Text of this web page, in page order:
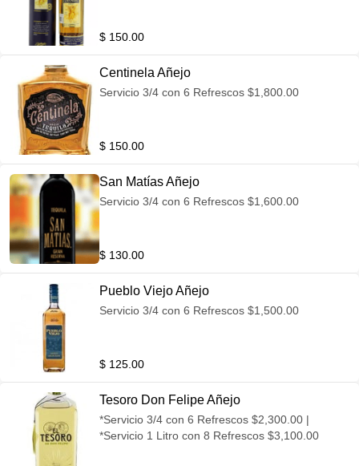
$ 150.00
Centinela Añejo
Servicio 3/4 con 6 Refrescos $1,800.00
$ 150.00
San Matías Añejo
Servicio 3/4 con 6 Refrescos $1,600.00
$ 130.00
Pueblo Viejo Añejo
Servicio 3/4 con 6 Refrescos $1,500.00
$ 125.00
Tesoro Don Felipe Añejo
*Servicio 3/4 con 6 Refrescos $2,300.00 |
*Servicio 1 Litro con 8 Refrescos $3,100.00